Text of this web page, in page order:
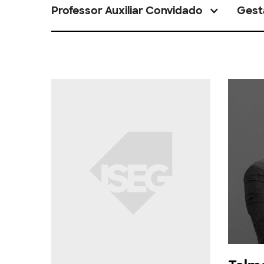
Professor Auxiliar Convidado